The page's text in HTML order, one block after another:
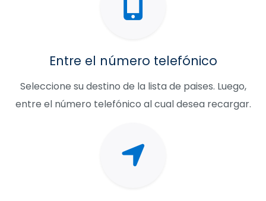
Entre el número telefónico
Seleccione su destino de la lista de paises. Luego,
entre el número telefónico al cual desea recargar.